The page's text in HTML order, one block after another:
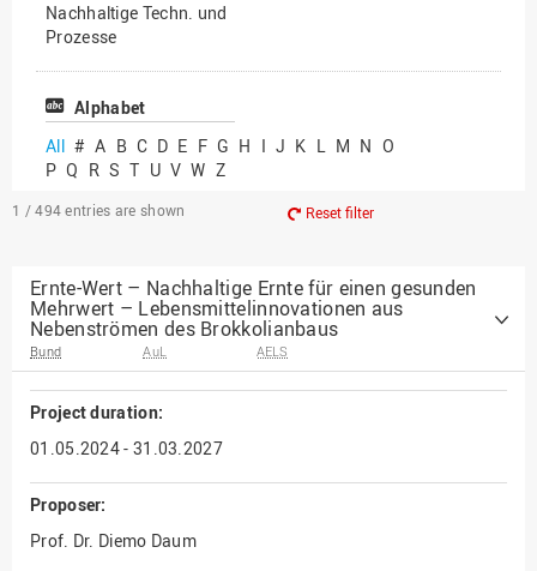
Nachhaltige Techn. und
Prozesse
Vielfältiges Forschen
Alphabet
All # A B C D E F G H I J K L M N O
P Q R S T U V W Z
1 / 494 entries are shown Reset filter
Ernte-Wert – Nachhaltige Ernte für einen gesunden
Mehrwert – Lebensmittelinnovationen aus
Nebenströmen des Brokkolianbaus
Bund AuL AELS
Project duration:
01.05.2024 - 31.03.2027
Proposer:
Prof. Dr. Diemo Daum